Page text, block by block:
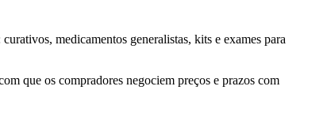
medicamentos generalistas, kits e exames para
que os compradores negociem preços e prazos com